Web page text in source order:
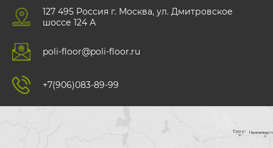
127 495 Роccия г. Москва, ул. Дмитровское
шоссе 124 А
poli-floor@poli-floor.ru
+7(906)083-89-99